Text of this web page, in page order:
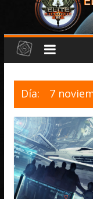
Día: 7